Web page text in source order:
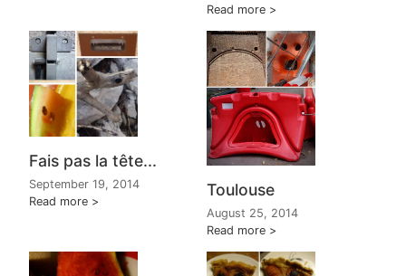
Read more
Fais pas la tête...
September 19, 2014
Read more
Toulouse
August 25, 2014
Read more